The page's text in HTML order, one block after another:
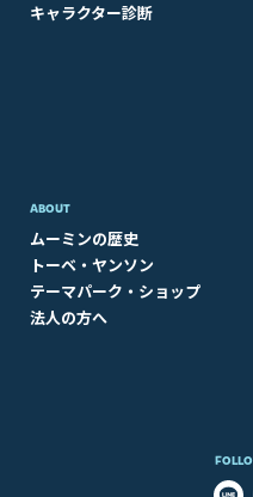
キャラクター診断
ABOUT​
ムーミンの歴史
トーベ・ヤンソン
テーマパーク・ショップ
法人の方へ